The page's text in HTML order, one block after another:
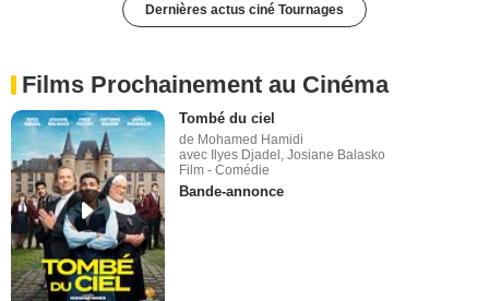
Dernières actus ciné Tournages
Films Prochainement au Cinéma
Tombé du ciel
de Mohamed Hamidi
avec Ilyes Djadel, Josiane Balasko
Film - Comédie
Bande-annonce